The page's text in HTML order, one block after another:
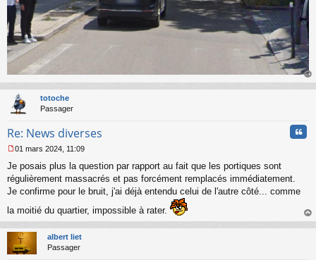
au
totoche
Passager
Re: News diverses
e
s
s
g
e
n
o
n
01 mars 2024, 11:09
Je posais plus la question par rapport au fait que les portiques sont
régulièrement massacrés et pas forcément remplacés immédiatement.
Je confirme pour le bruit, j'ai déjà entendu celui de l'autre côté... comme
la moitié du quartier, impossible à rater.
au
albert liet
Passager